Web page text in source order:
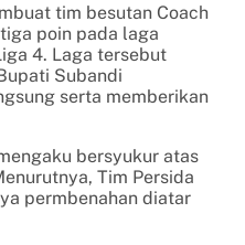
tim besutan Coach
poin pada laga
4. Laga tersebut
Subandi
serta memberikan
bersyukur atas
Tim Persida
permbenahan diatar